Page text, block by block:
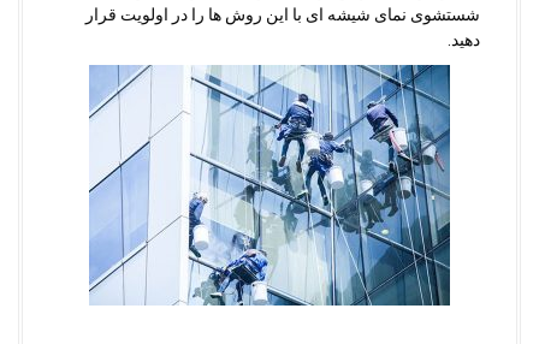
شستشوی نمای شیشه ای با این روش ها را در اولویت قرار
دهید.